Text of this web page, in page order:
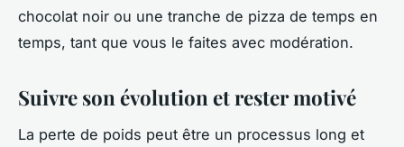
chocolat noir ou une tranche de pizza de temps en
temps, tant que vous le faites avec modération.
Suivre son évolution et rester motivé
La perte de poids peut être un processus long et